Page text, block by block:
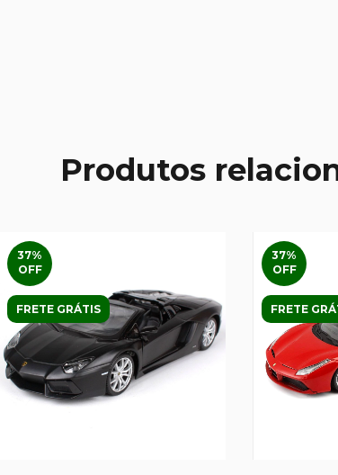
Produtos
37%
OFF
FRETE GRÁTIS
37%
OFF
FRETE